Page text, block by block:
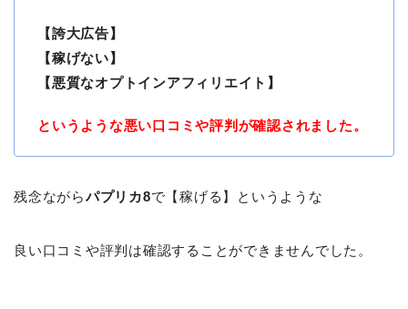
【誇大広告】
【稼げない】
【悪質なオプトインアフィリエイト】
というような悪い口コミや評判が確認されました。
残念ながらパプリカ8で【稼げる】というような
良い口コミや評判は確認することができませんでした。